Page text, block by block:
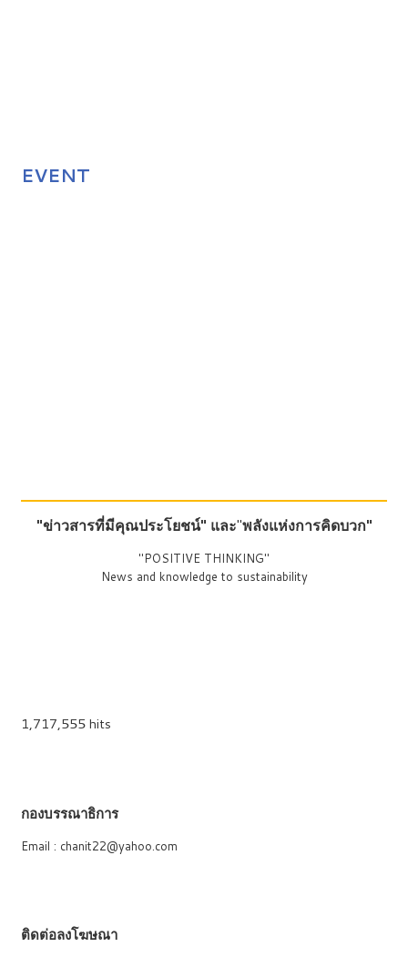
EVENT
"ข่าวสารที่มีคุณประโยชน์" และ"พลังแห่งการคิดบวก"
"POSITIVE THINKING"
News and knowledge to sustainability
1,717,555 hits
กองบรรณาธิการ
Email : chanit22@yahoo.com
ติดต่อลงโฆษณา